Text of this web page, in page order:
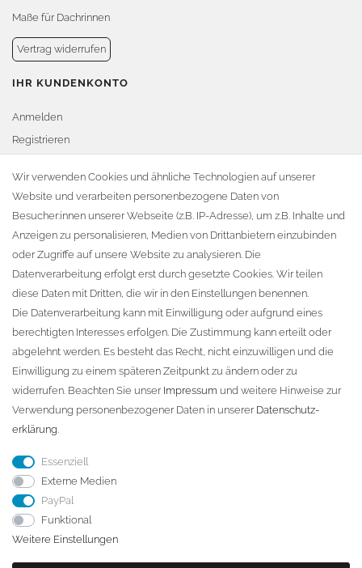
Maße für Dachrinnen
Vertrag widerrufen
IHR KUNDENKONTO
Anmelden
Registrieren
Warenkorb
Zur Kasse
KONTAKT
Fa. Steffen Jost
Söbrigener Weg 50
D-01796 Pirna
Telefon:+49 (0)3501 507295
info@dach-teufel.de
Wir verwenden Cookies und ähnliche Technologien auf unserer
Website und verarbeiten personenbezogene Daten von
Besucher:innen unserer Webseite (z.B. IP-Adresse), um z.B. Inhalte und
Anzeigen zu personalisieren, Medien von Drittanbietern einzubinden
oder Zugriffe auf unsere Website zu analysieren. Die
Datenverarbeitung erfolgt erst durch gesetzte Cookies. Wir teilen
diese Daten mit Dritten, die wir in den Einstellungen benennen.
Die Datenverarbeitung kann mit Einwilligung oder aufgrund eines
berechtigten Interesses erfolgen. Die Zustimmung kann erteilt oder
abgelehnt werden. Es besteht das Recht, nicht einzuwilligen und die
Einwilligung zu einem späteren Zeitpunkt zu ändern oder zu
widerrufen. Beachten Sie unser Impressum und weitere Hinweise zur
Verwendung personenbezogener Daten in unserer Daten­schutz­
erklärung.
Essenziell
Externe Medien
PayPal
Funktional
Weitere Einstellungen